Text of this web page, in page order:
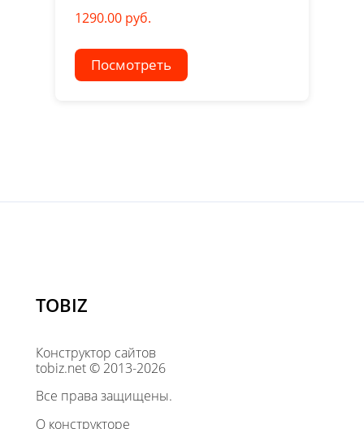
1290.00 руб.
Посмотреть
TOBIZ
Конструктор сайтов
tobiz.net © 2013-2026
Все права защищены.
О конструкторе